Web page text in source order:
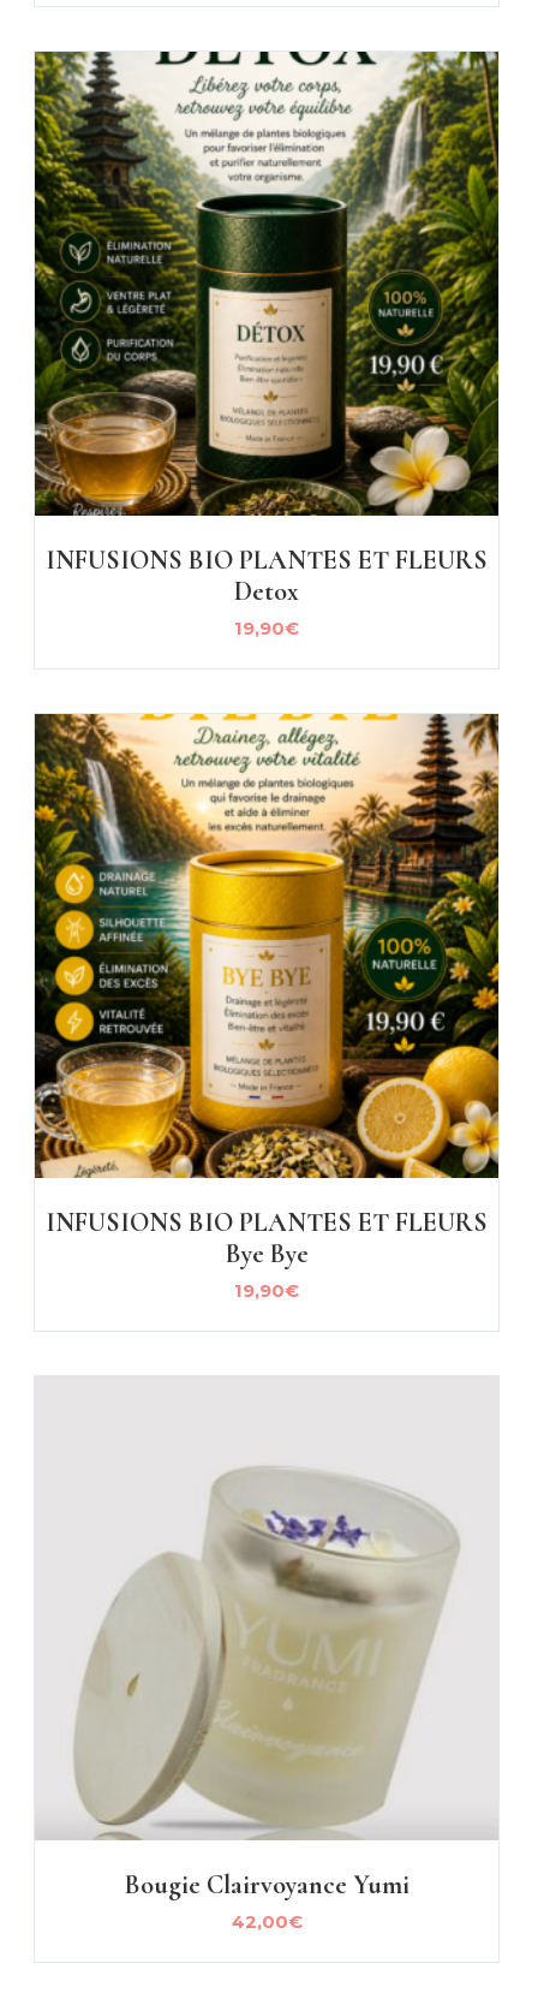
INFUSIONS BIO PLANTES ET FLEURS
Detox
19,90€
INFUSIONS BIO PLANTES ET FLEURS
Bye Bye
19,90€
Bougie Clairvoyance Yumi
42,00€